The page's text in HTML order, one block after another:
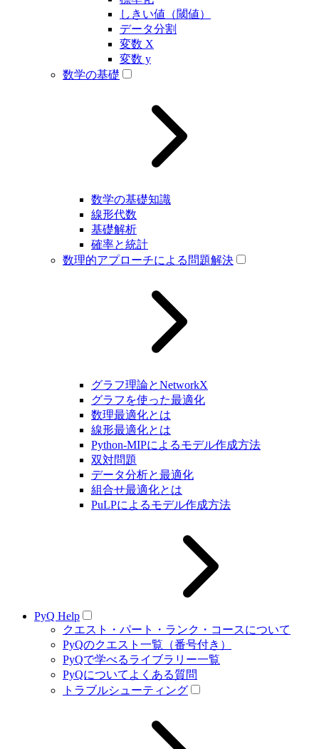
しきい値（閾値）
データ分割
変数 X
変数 y
数学の基礎
数学の基礎知識
線形代数
基礎解析
確率と統計
数理的アプローチによる問題解決
グラフ理論とNetworkX
グラフを使った最適化
数理最適化とは
線形最適化とは
Python-MIPによるモデル作成方法
双対問題
データ分析と最適化
組合せ最適化とは
PuLPによるモデル作成方法
PyQ Help
クエスト・パート・ランク・コースについて
PyQのクエスト一覧（番号付き）
PyQで学べるライブラリー一覧
PyQについてよくある質問
トラブルシューティング